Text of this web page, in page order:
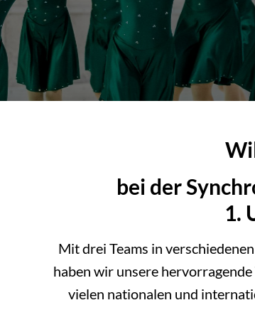
bei der
1.
Mit drei Teams in
haben wir unsere
vielen nationalen und